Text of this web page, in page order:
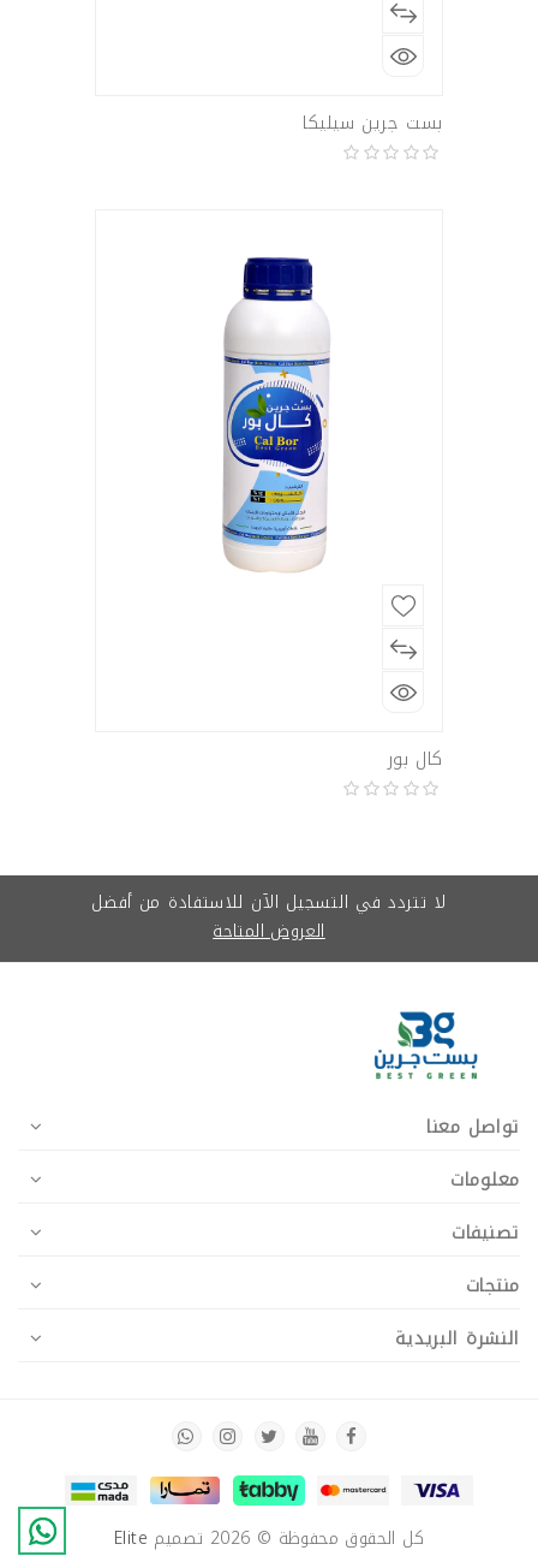
بست جرين سيليكا
كال بور
لا تتردد في التسجيل الآن للاستفادة من أفضل
العروض المتاحة
تواصل معنا
معلومات
تصنيفات
منتجات
النشرة البريدية
كل الحقوق محفوظة © 2026 تصميم Elite